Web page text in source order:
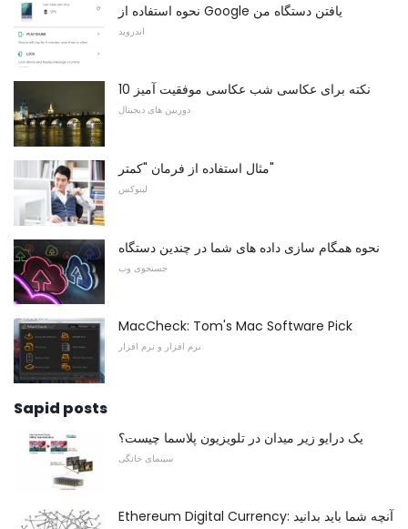
نحوه استفاده از Google یافتن دستگاه من
اندروید
10 نکته برای عکاسی شب عکاسی موفقیت آمیز
دوربین های دیجیتال
مثال استفاده از فرمان "کمتر"
لینوکس
نحوه همگام سازی داده های شما در چندین دستگاه
جستجوی وب
MacCheck: Tom's Mac Software Pick
نرم افزار و نرم افزار
Sapid posts
یک درایو زیر میدان در تلویزیون پلاسما چیست؟
سینمای خانگی
Ethereum Digital Currency: آنچه شما باید بدانید